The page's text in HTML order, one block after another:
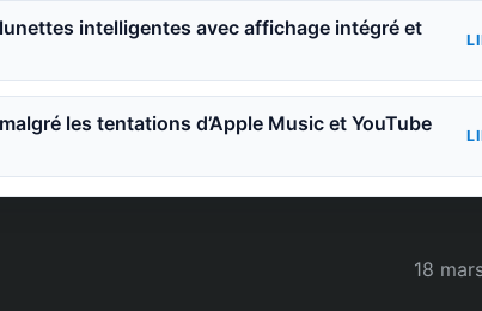
intelligentes avec affichage intégré et
les tentations d’Apple Music et YouTube
18